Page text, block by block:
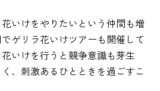
いけをやりたいという仲間も増
ゲリラ花いけツアーも開催して
いけを行うと競争意識も芽生
、刺激あるひとときを過ごすこ